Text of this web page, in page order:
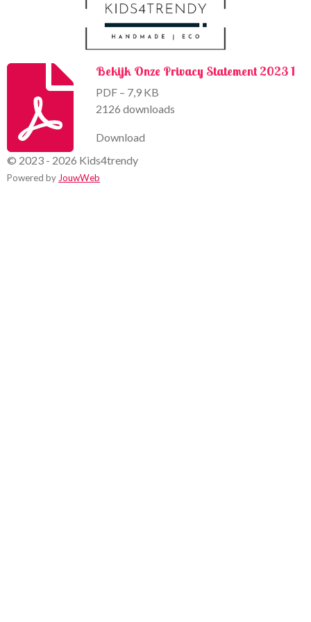
Bekijk Onze Privacy Statement 2023 1
PDF – 7,9 KB
2126 downloads
Download
© 2023 - 2026 Kids4trendy
Powered by JouwWeb